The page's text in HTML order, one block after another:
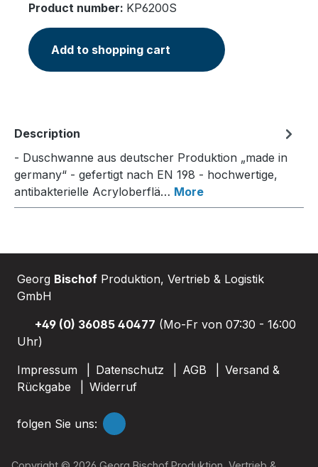
Product number: KP6200S
Add to shopping cart
Description
- Duschwanne aus deutscher Produktion „made in
germany“ - gefertigt nach EN 198 - hochwertige,
antibakterielle Acryloberflä… More
Georg Bischof Produktion, Vertrieb & Logistik
GmbH
+49 (0) 36085 40477 (Mo-Fr von 07:30 - 16:00
Uhr)
Impressum
Datenschutz AGB
Versand &
Rückgabe
Widerruf
folgen Sie uns: